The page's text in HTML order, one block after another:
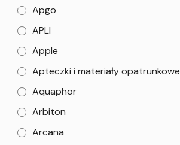
Apgo
APLI
Apple
Apteczki i materiały opatrunkowe
Aquaphor
Arbiton
Arcana